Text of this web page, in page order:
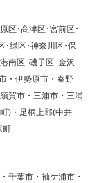
区･高津区･宮前区･
･緑区･神奈川区･保
南区･磯子区･金沢
・伊勢原市・秦野
賀市・三浦市・三浦
)・足柄上郡(中井
町
千葉市・袖ケ浦市・